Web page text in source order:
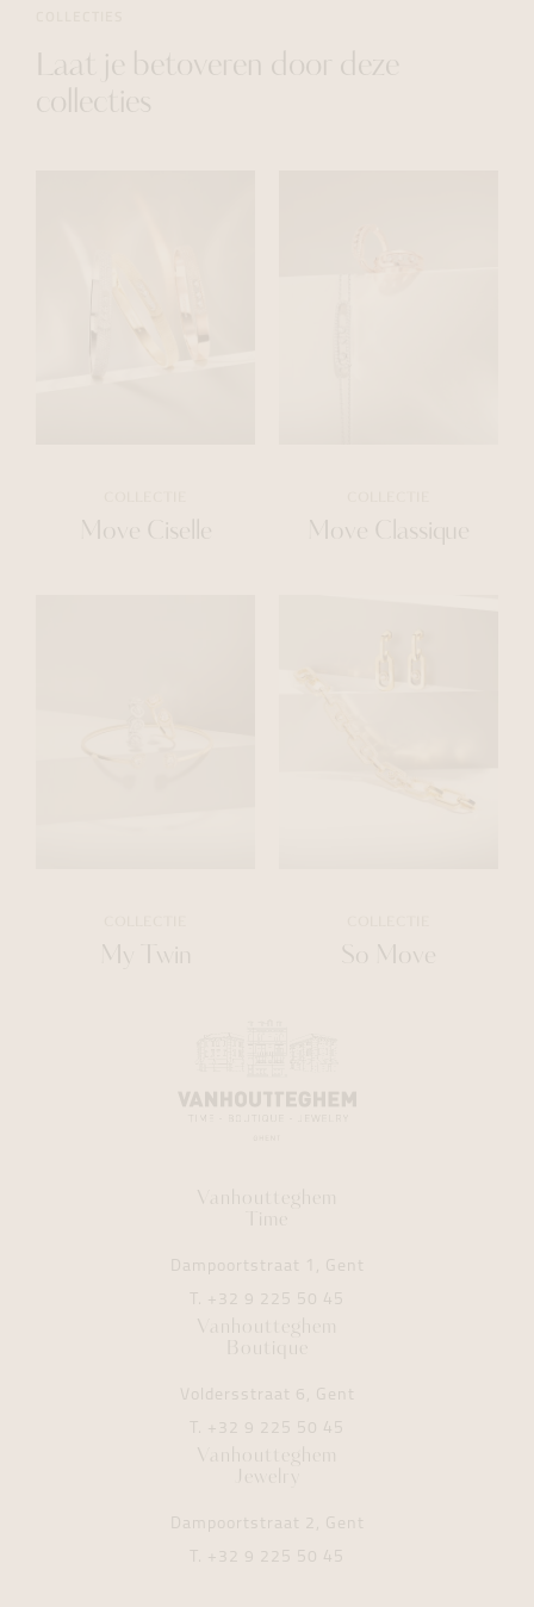
Laat je betoveren door deze
collecties
Move Ciselle Move Classique
My Twin So Move
Vanhoutteghem
Time
Dampoortstraat 1, Gent
T. +32 9 225 50 45
Vanhoutteghem
Boutique
Voldersstraat 6, Gent
T. +32 9 225 50 45
Vanhoutteghem
Jewelry
Dampoortstraat 2, Gent
T. +32 9 225 50 45